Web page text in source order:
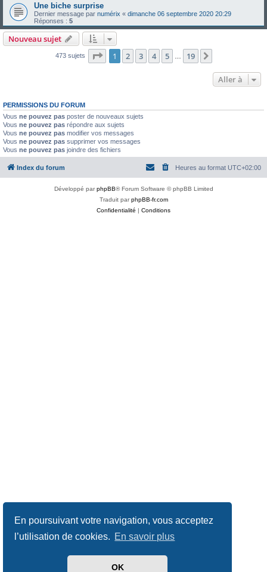
En poursuivant votre navigation, vous acceptez
l’utilisation de cookies. En savoir plus
OK
Une biche surprise
Dernier message par numérix « dimanche 06 septembre 2020 20:29
Réponses : 5
Nouveau sujet
473 sujets Page 1sur19
1 2 3 4 5 19
Aller à
PERMISSIONS DU FORUM
Vous ne pouvez pas poster de nouveaux sujets
Vous ne pouvez pas répondre aux sujets
Vous ne pouvez pas modifier vos messages
Vous ne pouvez pas supprimer vos messages
Vous ne pouvez pas joindre des fichiers
Index du forum Heures au format UTC+02:00
Développé parphpBB® Forum Software © phpBB Limited
Traduit parphpBB-fr.com
Confidentialité | Conditions